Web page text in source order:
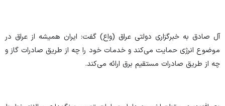
آل صادق به خبرگزاری دولتی عراق (واع) گفت: ایران همیشه از عراق در
موضوع انرژی حمایت می‌کند و خدمات خود را چه از طریق صادرات گاز و
چه از طریق صادرات مستقیم برق ارائه می‌کند.